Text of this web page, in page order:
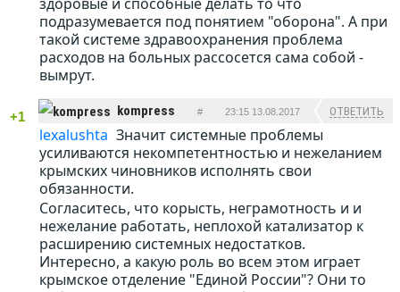
подразумевается под понятием "оборона". А при
такой системе здравоохранения проблема
расходов на больных рассосется сама собой -
вымрут.
+1 kompress # 23:15 13.08.2017 ОТВЕТИТЬ
lexalushta Значит системные проблемы
усиливаются некомпетентностью и нежеланием
крымских чиновников исполнять свои
обязанности.
Согласитесь, что корысть, неграмотность и и
нежелание работать, неплохой катализатор к
расширению системных недостатков.
Интересно, а какую роль во всем этом играет
крымское отделение "Единой России"? Они то